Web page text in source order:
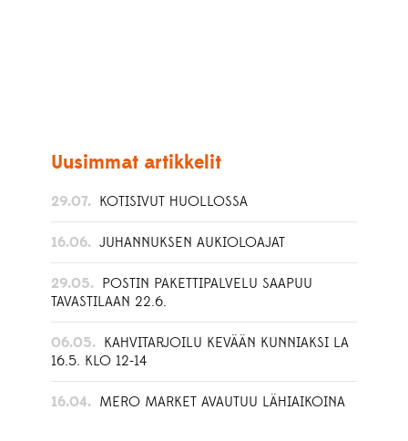
Uusimmat artikkelit
29.07. KOTISIVUT HUOLLOSSA
16.06. JUHANNUKSEN AUKIOLOAJAT
29.05. POSTIN PAKETTIPALVELU SAAPUU
TAVASTILAAN 22.6.
06.05. KAHVITARJOILU KEVÄÄN KUNNIAKSI LA
16.5. KLO 12-14
16.04. MERO MARKET AVAUTUU LÄHIAIKOINA